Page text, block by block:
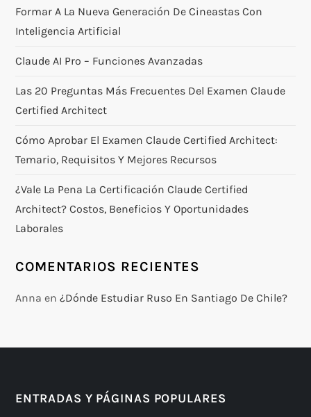
Formar A La Nueva Generación De Cineastas Con
Inteligencia Artificial
Claude AI Pro – Funciones Avanzadas
Las 20 Preguntas Más Frecuentes Del Examen Claude
Certified Architect
Cómo Aprobar El Examen Claude Certified Architect:
Temario, Requisitos Y Mejores Recursos
¿Vale La Pena La Certificación Claude Certified
Architect? Costos, Beneficios Y Oportunidades
Laborales
COMENTARIOS RECIENTES
Anna en¿Dónde Estudiar Ruso En Santiago De Chile?
ENTRADAS Y PÁGINAS POPULARES